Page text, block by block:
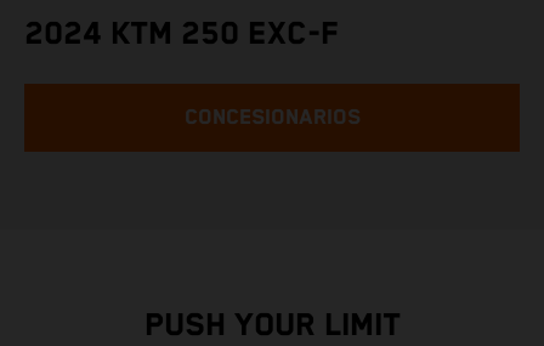
2024 KTM 250 EXC-F
CONCESIONARIOS
PUSH YOUR LIMIT